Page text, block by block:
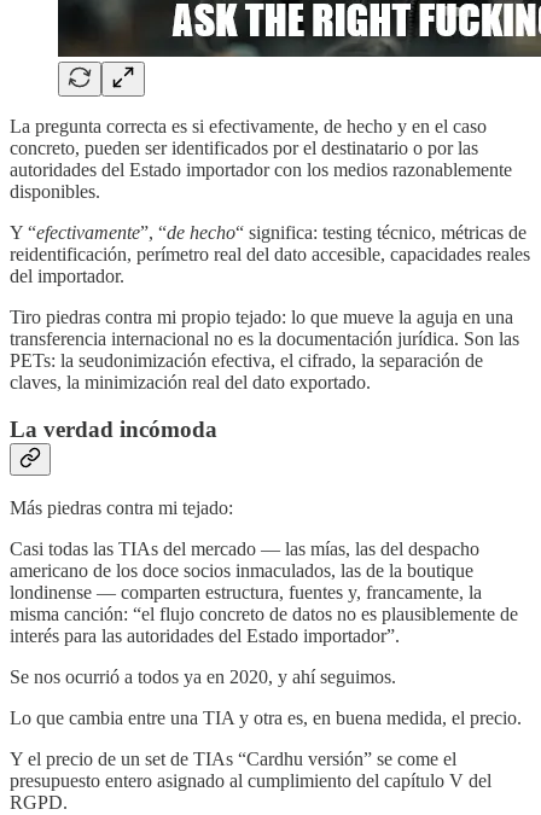
La pregunta correcta es si efectivamente, de hecho y en el caso
concreto, pueden ser identificados por el destinatario o por las
autoridades del Estado importador con los medios razonablemente
disponibles.
Y “efectivamente”, “de hecho“ significa: testing técnico, métricas de
reidentificación, perímetro real del dato accesible, capacidades reales
del importador.
Tiro piedras contra mi propio tejado: lo que mueve la aguja en una
transferencia internacional no es la documentación jurídica. Son las
PETs: la seudonimización efectiva, el cifrado, la separación de
claves, la minimización real del dato exportado.
La verdad incómoda
Más piedras contra mi tejado:
Casi todas las TIAs del mercado — las mías, las del despacho
americano de los doce socios inmaculados, las de la boutique
londinense — comparten estructura, fuentes y, francamente, la
misma canción: “el flujo concreto de datos no es plausiblemente de
interés para las autoridades del Estado importador”.
Se nos ocurrió a todos ya en 2020, y ahí seguimos.
Lo que cambia entre una TIA y otra es, en buena medida, el precio.
Y el precio de un set de TIAs “Cardhu versión” se come el
presupuesto entero asignado al cumplimiento del capítulo V del
RGPD.